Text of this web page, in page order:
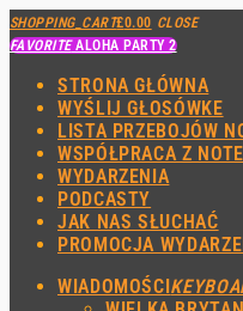
SHOPPING_CART£0.00 CLOSE
FAVORITEALOHA PARTY 2
STRONA GŁÓWNA
WYŚLIJ GŁOSÓWKE
LISTA PRZEBOJÓW
WSPÓŁPRACA Z
WYDARZENIA
PODCASTY
JAK NAS SŁUCHAĆ
PROMOCJA
WIADOMOŚCI